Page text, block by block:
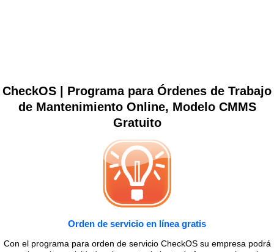
CheckOS | Programa para Órdenes de Trabajo
de Mantenimiento Online, Modelo CMMS
Gratuito
Orden de servicio en línea gratis
Con el programa para orden de servicio CheckOS su empresa podrá